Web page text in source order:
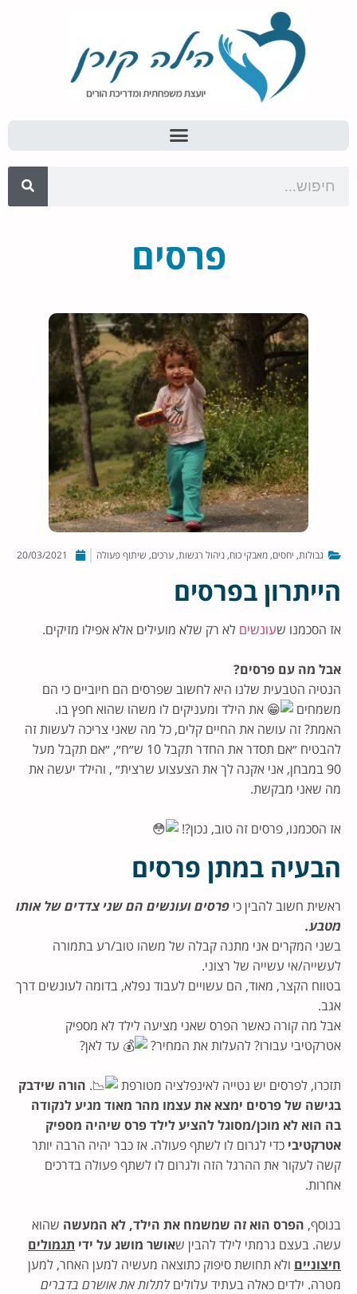
פרסים
גבולות, יחסים,מאבקי כוח,ניהול רגשות,ערכים, שיתוף פעולה 20/03/2021
הייתרון בפרסים
אז הסכמנו שעונשים לא רק שלא מועילים אלא אפילו מזיקים.
אבל מה עם פרסים?
הנטיה הטבעית שלנו היא לחשוב שפרסים הם חיוביים כי הם
משמחים
את הילד ומעניקים לו משהו שהוא חפץ בו.
האמת? זה עושה את החיים קלים, כל מה שאני צריכה לעשות זה
להבטיח ״אם תסדר את החדר תקבל 10 ש״ח״, ״אם תקבל מעל
90 במבחן, אני אקנה לך את הצעצוע שרצית״ , והילד יעשה את
מה שאני מבקשת.
אז הסכמנו, פרסים זה טוב, נכון?!
הבעיה במתן פרסים
ראשית חשוב להבין כי פרסים ועונשים הם שני צדדים של אותו
מטבע.
בשני המקרים אני מתנה קבלה של משהו טוב/רע בתמורה
לעשייה/אי עשייה של רצוני.
בטווח הקצר, מאוד, הם עשויים לעבוד נפלא, בדומה לעונשים דרך
אגב.
אבל מה קורה כאשר הפרס שאני מציעה לילד לא מספיק
אטרקטיבי עבורו? להעלות את המחיר?
עד לאן?
תזכרו, לפרסים יש נטייה לאינפלציה מטורפת . הורה שידבק
בגישה של פרסים ימצא את עצמו מהר מאוד מגיע לנקודה
בה הוא לא מוכן/מסוגל להציע לילד פרס שיהיה מספיק
אטרקטיבי כדי לגרום לו לשתף פעולה. אז כבר יהיה הרבה יותר
קשה לעקור את ההרגל הזה ולגרום לו לשתף פעולה בדרכים
אחרות.
בנוסף, הפרס הוא זה שמשמח את הילד, לא המעשה שהוא
עשה. בעצם גרמתי לילד להבין שאושר מושג על ידי תגמולים
חיצוניים ולא תחושת סיפוק כתוצאה מעשיה למען האחר, למען
מטרה. ילדים כאלה בעתיד עלוליםלתלות את אושרם בדברים